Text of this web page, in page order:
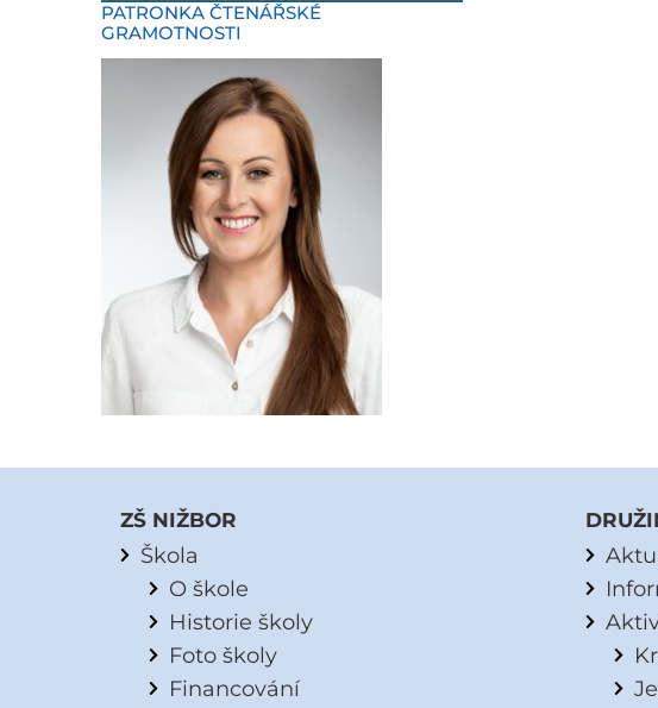
PATRONKA ČTENÁŘSKÉ
GRAMOTNOSTI
ZŠ NIŽBOR
Škola
O škole
Historie školy
Foto školy
Financování